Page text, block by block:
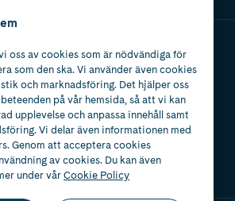
oss av cookies som är nödvändiga för
som den ska. Vi använder även cookies
och marknadsföring. Det hjälper oss
på vår hemsida, så att vi kan
upplevelse och anpassa innehåll samt
Vi delar även informationen med
Genom att acceptera cookies
av cookies. Du kan även
under vårCookie Policy